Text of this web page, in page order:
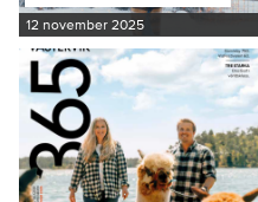
12 november 2025